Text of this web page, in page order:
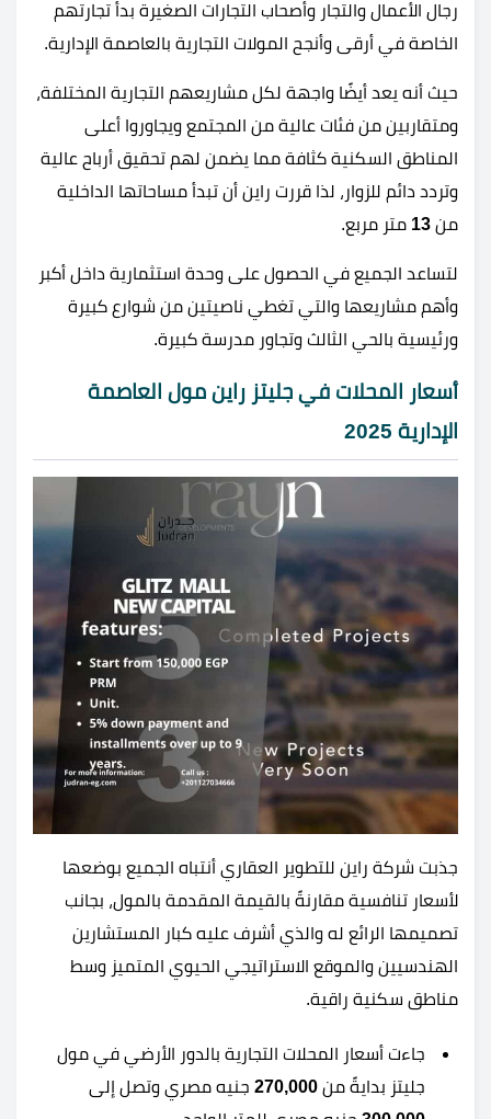
رجال الأعمال والتجار وأصحاب التجارات الصغيرة بدأ تجارتهم
الخاصة في أرقى وأنجح المولات التجارية بالعاصمة الإدارية.
حيث أنه يعد أيضًا واجهة لكل مشاريعهم التجارية المختلفة،
ومتقاربين من فئات عالية من المجتمع ويجاوروا أعلى
المناطق السكنية كثافة مما يضمن لهم تحقيق أرباح عالية
وتردد دائم للزوار، لذا قررت راين أن تبدأ مساحاتها الداخلية
من 13 متر مربع.
لتساعد الجميع في الحصول على وحدة استثمارية داخل أكبر
وأهم مشاريعها والتي تغطي ناصيتين من شوارع كبيرة
ورئيسية بالحي الثالث وتجاور مدرسة كبيرة.
أسعار المحلات في جليتز راين مول العاصمة
الإدارية 2025
جذبت شركة راين للتطوير العقاري أنتباه الجميع بوضعها
لأسعار تنافسية مقارنةً بالقيمة المقدمة بالمول، بجانب
تصميمها الرائع له والذي أشرف عليه كبار المستشارين
الهندسيين والموقع الاستراتيجي الحيوي المتميز وسط
مناطق سكنية راقية.
جاءت أسعار المحلات التجارية بالدور الأرضي في مول
جليتز بدايةً من 270,000 جنيه مصري وتصل إلى